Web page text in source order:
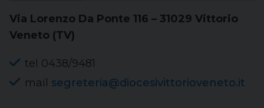
Via Lorenzo Da Ponte 116 – 31029 Vittorio
Veneto (TV)
tel 0438/9481
mail segreteria@diocesivittorioveneto.it